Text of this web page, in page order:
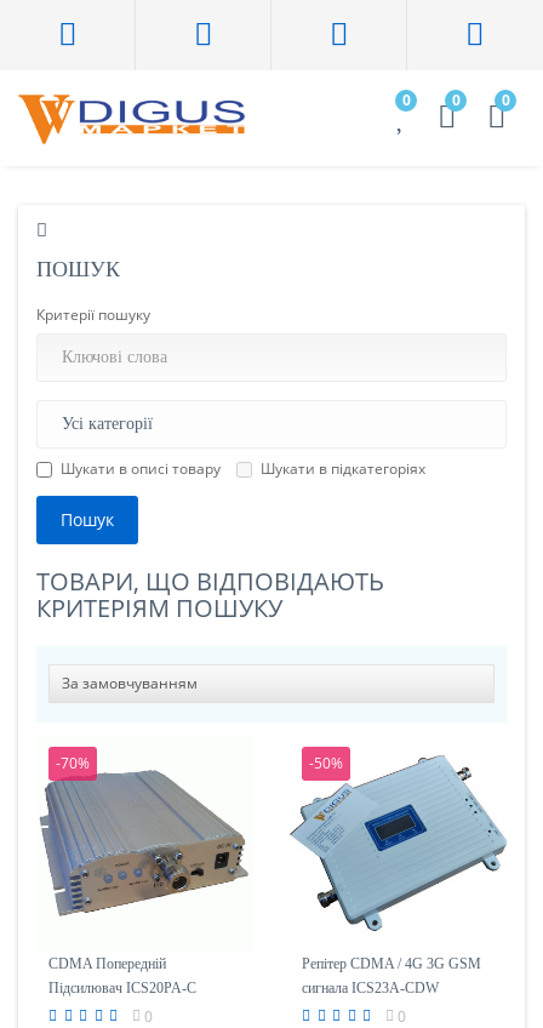
0 0 0
ПОШУК
Критерії пошуку
Шукати в описі товару Шукати в підкатегоріях
ТОВАРИ, ЩО ВІДПОВІДАЮТЬ
КРИТЕРІЯМ ПОШУКУ
-70%
CDMA Попередній
Підсилювач ICS20PA-С
(Інтертелеком) 0
-50%
Репітер CDMA / 4G 3G GSM
сигнала ICS23A-CDW
800/1800/2100 0